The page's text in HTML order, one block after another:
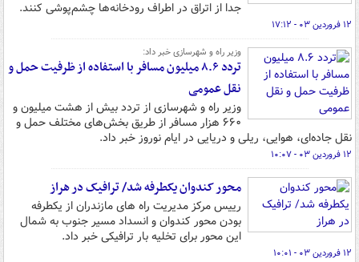
جدا از اتراق در اطراف رودخانه‌ها چشم‌پوشی کنند.
۱۲ فروردین ۰۳ - ۱۷:۱۲
وزیر راه و شهرسازی خبر داد:
تردد ۸.۶ میلیون مسافر با استفاده از ظرفیت حمل و
نقل عمومی
وزیر راه و شهرسازی از تردد بیش از هشت میلیون و
۶۶۰ هزار مسافر از طریق بخش‌های مختلف حمل و
نقل جاده‌ای، هوایی، ریلی و دریایی در ایام نوروز خبر داد.
۱۲ فروردین ۰۳ - ۱۰:۰۷
محور کندوان یکطرفه شد/ ترافیک در هراز
رییس مرکز مدیریت راه های مازندران از یکطرفه
بودن محور کندوان و انسداد مسیر جنوب به شمال
این محور برای تخلیه بار ترافیکی خبر داد.
۱۲ فروردین ۰۳ - ۱۰:۰۱